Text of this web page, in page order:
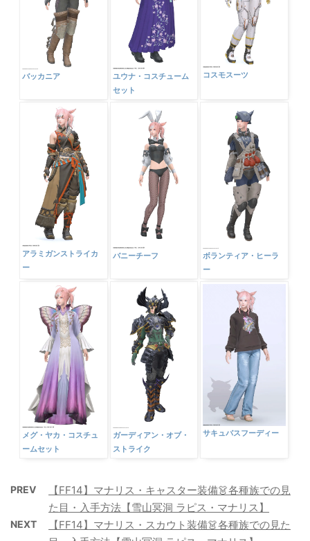
バッカニア
ユウナ・コスチューム
セット
コスモスーツ
アラミガンストライカ
ー
バニーチーフ
ボランティア・ヒーラ
ー
メグ・ヤカ・コスチュ
ームセット
ガーディアン・オブ・
ストライク
サキュバスフーディー
PREV
【FF14】マナリス・キャスター装備👗各種族での見
た目・入手方法【雪山冥洞 ラピス・マナリス】
NEXT
【FF14】マナリス・スカウト装備👗各種族での見た